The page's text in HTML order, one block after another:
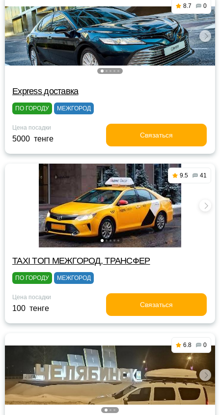
8.7 0
Express доставка
ПО ГОРОДУ МЕЖГОРОД
Цена посадки
5000 тенге Связаться
9.5 41
TAXI TOП МЕЖГОРОД, ТРАНСФЕР
ПО ГОРОДУ МЕЖГОРОД
Цена посадки
100 тенге Связаться
6.8 0